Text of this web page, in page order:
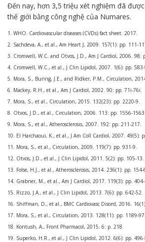
Đến nay, hơn 3,5 triệu xét nghiệm đã
thế giới bằng công nghệ của Numares.
1. WHO. Cardiovascular diseases (CVDs) fact sheet. 2017.
2. Sachdeva, A., et al., Am Heart J, 2009. 157(1): pp. 111-
3. Cromwell, W.C. and Otvos, J.D., Am J Cardiol, 2006. 98:
4. Cromwell, W.C., et al., J Clin Lipidol, 2007. 1(6): pp.
5. Mora, S., Buring, J.E., and Ridker, P.M., Circulation,
6. Mackey, R.H., et al., Am J Cardiol, 2002. 90: pp. 71i-76i.
7. Mora, S., et al., Circulation, 2015. 132(23): pp. 2220-9.
8. Otvos, J.D., et al., Circulation, 2006. 113: pp. 1556-1563.
9. Mora, S., et al., Atherosclerosis, 2007. 192: pp. 211-217.
10. El Harchaoui, K., et al., J Am Coll Cardiol, 2007. 49(5):
11. Mora, S., et al., Circulation, 2009. 119(7): pp. 931-9.
12. Otvos, J.D., et al., J Clin Lipidol, 2011. 5(2): pp. 105-13.
13. Folse, H.J., et al., Atherosclerosis, 2014. 236(1): pp. 154-
14. Grabner, M., et al., Am J Cardiol, 2017. 119(3): pp.
15. Rizzo, J.A., et al., J Clin Lipidol, 2013. 7(6): pp. 642-52.
16. Shiffman, D., et al., BMC Cardiovasc Disord, 2016.
17. Mora, S., et al., Circulation, 2013. 128(11): pp. 1189-97.
18. Kontush, A., Front Pharmacol, 2015. 6: p. 218.
19. Superko, H.R., et al., J Clin Lipidol, 2012. 6(6): pp.